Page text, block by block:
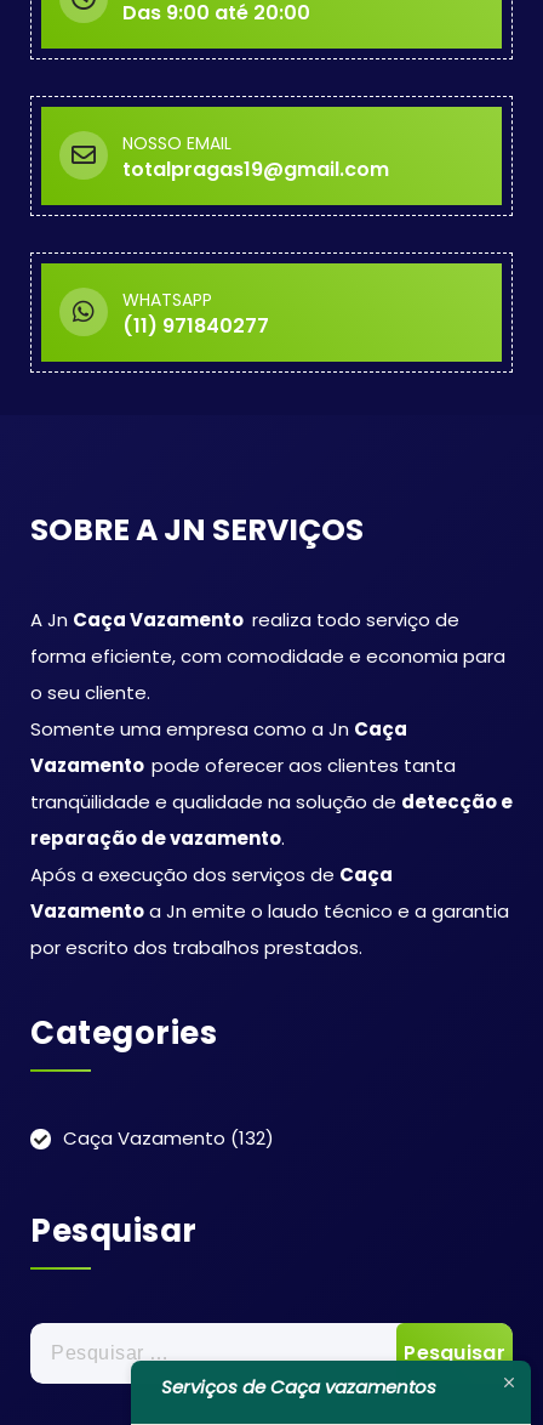
Das 9:00 até 20:00
NOSSO EMAIL
totalpragas19@gmail.com
WHATSAPP
(11) 971840277
SOBRE A JN SERVIÇOS
A Jn Caça Vazamento realiza todo serviço de
forma eficiente, com comodidade e economia para
o seu cliente.
Somente uma empresa como a Jn Caça
Vazamento pode oferecer aos clientes tanta
tranqüilidade e qualidade na solução de detecção e
reparação de vazamento.
Após a execução dos serviços de Caça
Vazamentoa Jn emite o laudo técnico e a garantia
por escrito dos trabalhos prestados.
Categories
Caça Vazamento (132)
Pesquisar
Pesquisar
por:
Serviços de Caça vazamentos